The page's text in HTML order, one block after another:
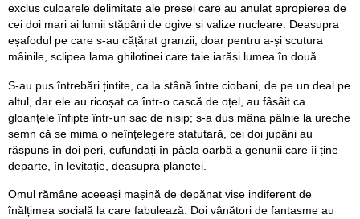
exclus culoarele delimitate ale presei care au anulat apropierea de
cei doi mari ai lumii stăpâni de ogive și valize nucleare. Deasupra
eșafodul pe care s-au cățărat granzii, doar pentru a-și scutura
mâinile, sclipea lama ghilotinei care taie iarăși lumea în două.
S-au pus întrebări țintite, ca la stână între ciobani, de pe un deal pe
altul, dar ele au ricoșat ca într-o cască de oțel, au fâsâit ca
gloanțele înfipte într-un sac de nisip; s-a dus mâna pâlnie la ureche
semn că se mima o neînțelegere statutară, cei doi jupâni au
răspuns în doi peri, cufundați în pâcla oarbă a genunii care îi ține
departe, în levitație, deasupra planetei.
Omul rămâne aceeași mașină de depănat vise indiferent de
înălțimea socială la care fabulează. Doi vânători de fantasme au